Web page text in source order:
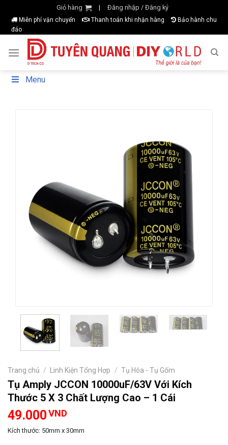
content
Giỏ hàng | Đăng nhập / Đăng ký
Miễn phí vận chuyển Thanh toán khi nhận hàng
Bảo hành chu
đáo
Menu
Trang chủ / Linh Kiện Tổng Hợp / Tụ Hóa - Tụ Gốm
Tụ Amply JCCON 10000uF/63V Với Kích
Thước 5 X 3 Chất Lượng Cao – 1 Cái
49.000VND
Kích thước: 50mm x 30mm